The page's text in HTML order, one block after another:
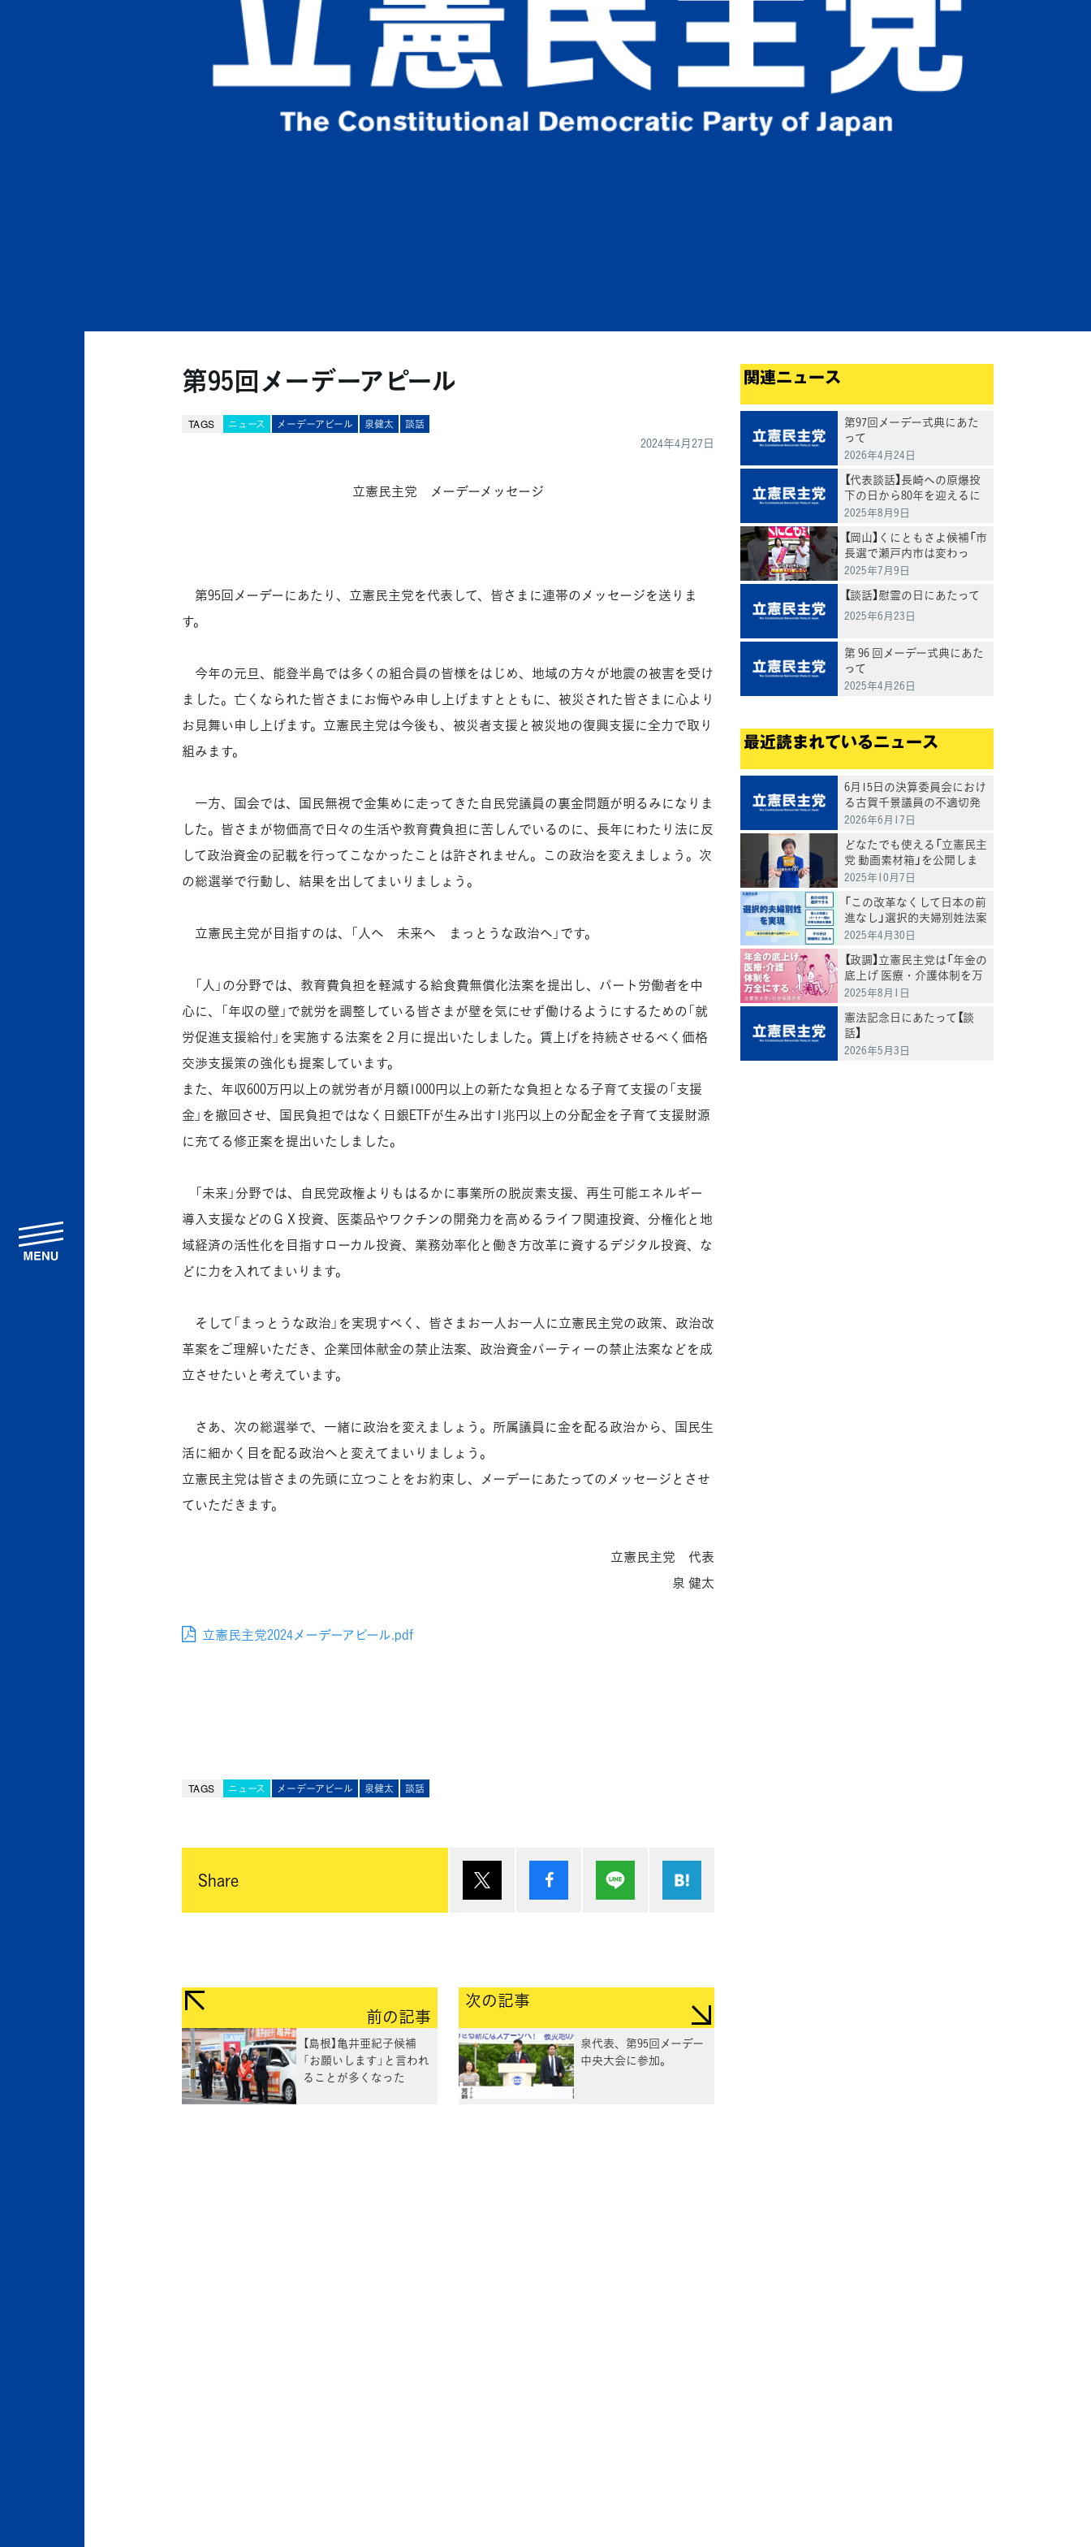
第95回メーデーアピール
TAGS ニュース メーデーアピール 泉健太 談話
2024年4月27日
立憲民主党 メーデーメッセージ
第95回メーデーにあたり、立憲民主党を代表して、皆さまに連帯のメッセージを送りま
す。
今年の元旦、能登半島では多くの組合員の皆様をはじめ、地域の方々が地震の被害を受け
ました。亡くなられた皆さまにお悔やみ申し上げますとともに、被災された皆さまに心より
お見舞い申し上げます。立憲民主党は今後も、被災者支援と被災地の復興支援に全力で取り
組みます。
一方、国会では、国民無視で金集めに走ってきた自民党議員の裏金問題が明るみになりま
した。皆さまが物価高で日々の生活や教育費負担に苦しんでいるのに、長年にわたり法に反
して政治資金の記載を行ってこなかったことは許されません。この政治を変えましょう。次
の総選挙で行動し、結果を出してまいりましょう。
立憲民主党が目指すのは、「人へ 未来へ まっとうな政治へ」です。
「人」の分野では、教育費負担を軽減する給食費無償化法案を提出し、パート労働者を中
心に、「年収の壁」で就労を調整している皆さまが壁を気にせず働けるようにするための「就
労促進支援給付」を実施する法案を２月に提出いたしました。賃上げを持続させるべく価格
交渉支援策の強化も提案しています。
また、年収600万円以上の就労者が月額1000円以上の新たな負担となる子育て支援の「支援
金」を撤回させ、国民負担ではなく日銀ETFが生み出す1兆円以上の分配金を子育て支援財源
に充てる修正案を提出いたしました。
「未来」分野では、自民党政権よりもはるかに事業所の脱炭素支援、再生可能エネルギー
導入支援などのＧＸ投資、医薬品やワクチンの開発力を高めるライフ関連投資、分権化と地
域経済の活性化を目指すローカル投資、業務効率化と働き方改革に資するデジタル投資、な
どに力を入れてまいります。
そして「まっとうな政治」を実現すべく、皆さまお一人お一人に立憲民主党の政策、政治改
革案をご理解いただき、企業団体献金の禁止法案、政治資金パーティーの禁止法案などを成
立させたいと考えています。
さあ、次の総選挙で、一緒に政治を変えましょう。所属議員に金を配る政治から、国民生
活に細かく目を配る政治へと変えてまいりましょう。
立憲民主党は皆さまの先頭に立つことをお約束し、メーデーにあたってのメッセージとさせ
ていただきます。
立憲民主党 代表
泉 健太
立憲民主党2024メーデーアピール.pdf
TAGS ニュース メーデーアピール 泉健太 談話
Share シェア Lineで送る
前の記事
【島根】亀井亜紀子候補
「お願いします」と言われ
ることが多くなった
次の記事
泉代表、第95回メーデー
中央大会に参加。
関連ニュース
第97回メーデー式典にあた
って
2026年4月24日
【代表談話】長崎への原爆投
下の日から80年を迎えるに
あたって
2025年8月9日
【岡山】くにともさよ候補「市
長選で瀬戸内市は変わっ
た。今度は岡山県全体を変
訴え
2025年7月9日
【談話】慰霊の日にあたって
2025年6月23日
第 96 回メーデー式典にあた
って
2025年4月26日
最近読まれているニュース
6月15日の決算委員会におけ
る古賀千景議員の不適切発
言と処分について
2026年6月17日
どなたでも使える「立憲民主
党 動画素材箱」を公開しま
した
2025年10月7日
「この改革なくして日本の前
進なし」選択的夫婦別姓法案
を提出
2025年4月30日
【政調】立憲民主党は「年金の
底上げ 医療・介護体制を万
全にする」
2025年8月1日
憲法記念日にあたって【談
話】
2026年5月3日